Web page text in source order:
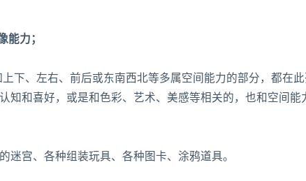
能力；
下、左右、前后或东南西北等多属空间能力的部分，都在
知和喜好，或是和色彩、艺术、美感等相关的，也和空间能
迷宫、各种组装玩具、各种图卡、涂鸦道具。